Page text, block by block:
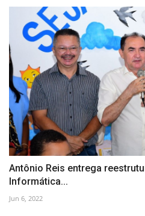
Antônio Reis entrega
Informática...
Jun 6, 2022